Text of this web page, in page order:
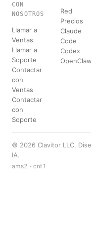
CON
NOSOTROS
Llamar a
Ventas
Llamar a
Soporte
Contactar
con
Ventas
Contactar
con
Soporte
Red
Precios
Claude
Code
Codex
OpenClaw
© 2026 Clavitor LLC.
IA.
ams2 · cnt1